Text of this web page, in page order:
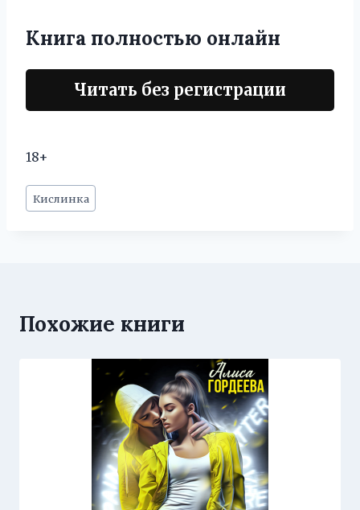
Книга полностью онлайн
Читать без регистрации
18+
Метки
записи:
Кислинка
Похожие книги